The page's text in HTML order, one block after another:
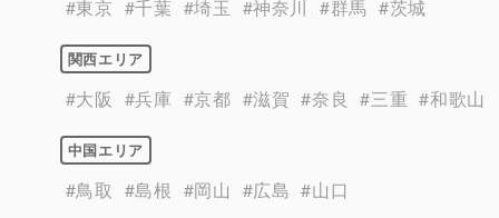
#東京 #千葉 #埼玉 #神奈川 #群馬 #茨城
関西エリア
#大阪 #兵庫 #京都 #滋賀 #奈良 #三重 #和歌山
中国エリア
#鳥取 #島根 #岡山 #広島 #山口